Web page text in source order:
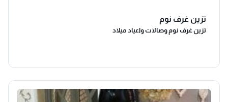
تزين غرف نوم
تزين غرف نوم وصالات واعياد ميلاد